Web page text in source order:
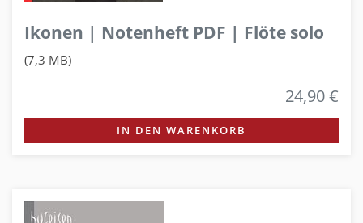
Ikonen | Notenheft PDF | Flöte solo
(7,3 MB)
24,90 €
IN DEN WARENKORB